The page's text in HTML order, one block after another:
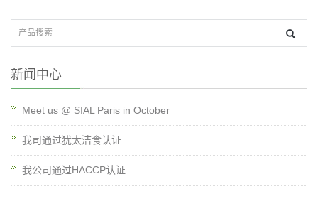
新闻中心
Meet us @ SIAL Paris in October
我司通过犹太洁食认证
我公司通过HACCP认证